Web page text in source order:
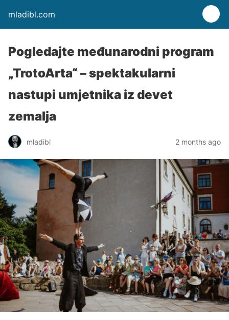
mladibl.com
Pogledajte međunarodni program
„TrotoArta“ – spektakularni
nastupi umjetnika iz devet
zemalja
mladibl 2 months ago